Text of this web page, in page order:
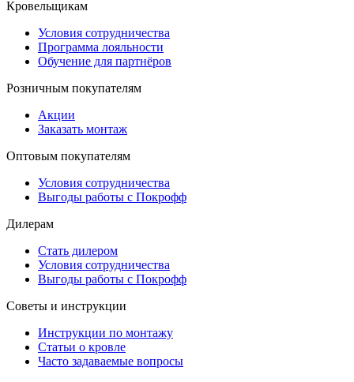
Кровельщикам
Условия сотрудничества
Программа лояльности
Обучение для партнёров
Розничным покупателям
Акции
Заказать монтаж
Оптовым покупателям
Условия сотрудничества
Выгоды работы с Покрофф
Дилерам
Стать дилером
Условия сотрудничества
Выгоды работы с Покрофф
Советы и инструкции
Инструкции по монтажу
Статьи о кровле
Часто задаваемые вопросы